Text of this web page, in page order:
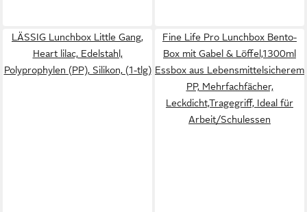
LÄSSIG Lunchbox Little Gang,
Heart lilac, Edelstahl,
Polyprophylen (PP), Silikon, (1-tlg)
Fine Life Pro Lunchbox Bento-
Box mit Gabel & Löffel,1300ml
Essbox aus Lebensmittelsicherem
PP, Mehrfachfächer,
Leckdicht,Tragegriff, Ideal für
Arbeit/Schulessen